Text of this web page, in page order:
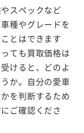
スペックなど
種やグレードを
とはできます
ても買取価格は
けると、どのよ
か。自分の愛車
を判断するため
ご確認くださ